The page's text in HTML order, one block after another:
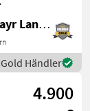
Schwarzmayr Landtechnik GmbH - Gampern
Händler
4.900